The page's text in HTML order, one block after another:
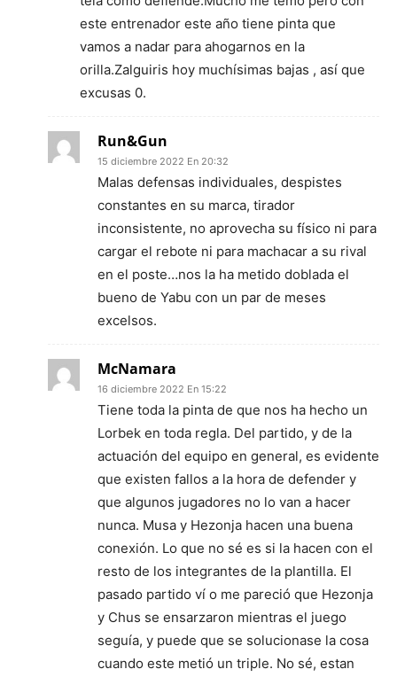
este entrenador este año tiene pinta que
vamos a nadar para ahogarnos en la
orilla.Zalguiris hoy muchísimas bajas , así que
excusas 0.
Run&Gun
15 diciembre 2022 En 20:32
Malas defensas individuales, despistes
constantes en su marca, tirador
inconsistente, no aprovecha su físico ni para
cargar el rebote ni para machacar a su rival
en el poste…nos la ha metido doblada el
bueno de Yabu con un par de meses
excelsos.
McNamara
16 diciembre 2022 En 15:22
Tiene toda la pinta de que nos ha hecho un
Lorbek en toda regla. Del partido, y de la
actuación del equipo en general, es evidente
que existen fallos a la hora de defender y
que algunos jugadores no lo van a hacer
nunca. Musa y Hezonja hacen una buena
conexión. Lo que no sé es si la hacen con el
resto de los integrantes de la plantilla. El
pasado partido ví o me pareció que Hezonja
y Chus se ensarzaron mientras el juego
seguía, y puede que se solucionase la cosa
cuando este metió un triple. No sé, estan